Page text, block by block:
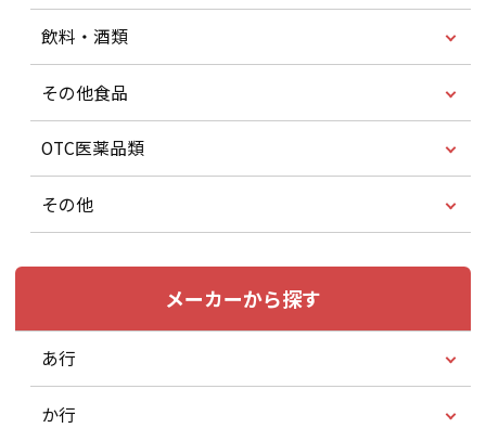
飲料・酒類
その他食品
OTC医薬品類
その他
メーカーから探す
あ行
か行